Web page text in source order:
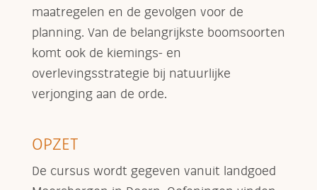
maatregelen en de gevolgen voor de
planning. Van de belangrijkste boomsoorten
komt ook de kiemings- en
overlevingsstrategie bij natuurlijke
verjonging aan de orde.
OPZET
De cursus wordt gegeven vanuit landgoed